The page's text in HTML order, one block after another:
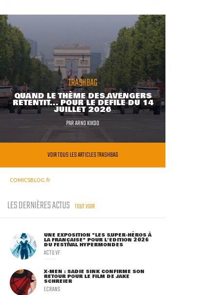
TRASHBAG
QUAND LE THÈME DES AVENGERS
RETENTIT... POUR LE DÉFILÉ DU 14
JUILLET 2026
PARARNO KIKOO
VOIR TOUS LES ARTICLES TRASHBAG
COMICSBLOG.fr
LES DERNIÈRES ACTUS TOUT VOIR
UNE EXPOSITION "LES SUPER-HÉROS À
LA FRANÇAISE" POUR L'ÉDITION 2026
DU FESTIVAL HYPERMONDES
ACTU VF
X-MEN : SADIE SINK CONFIRME SON
RETOUR POUR LE FILM DE JAKE
SCHREIER
ECRANS